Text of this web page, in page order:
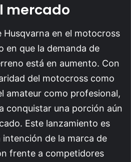
mercado
Husqvarna en el motocross
en que la demanda de
está en aumento. Con
del motocross como
amateur como profesional,
conquistar una porción aún
Este lanzamiento es
intención de la marca de
frente a competidores